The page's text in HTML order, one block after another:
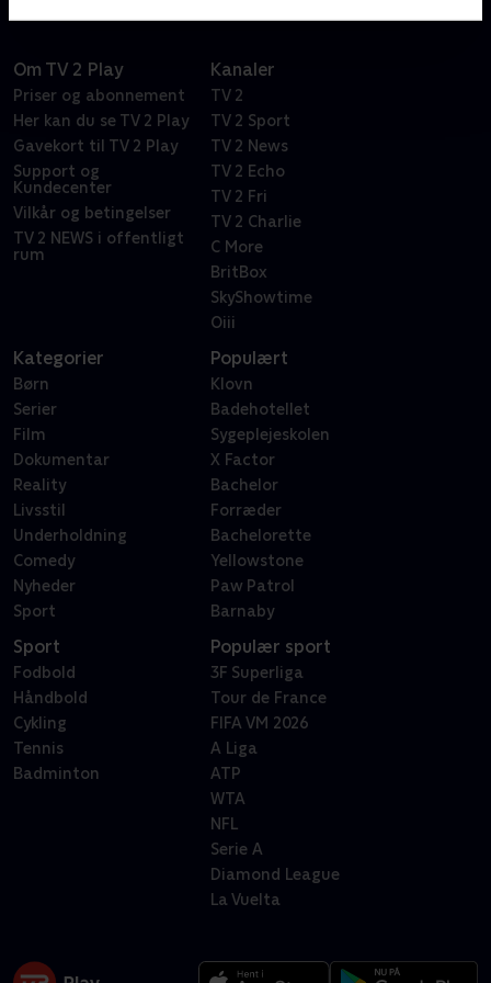
Om TV 2 Play
Priser og abonnement
Her kan du se TV 2 Play
Gavekort til TV 2 Play
Support og
Kundecenter
Vilkår og betingelser
TV 2 NEWS i offentligt
rum
Kanaler
TV 2
TV 2 Sport
TV 2 News
TV 2 Echo
TV 2 Fri
TV 2 Charlie
C More
BritBox
SkyShowtime
Oiii
Kategorier
Børn
Serier
Film
Dokumentar
Reality
Livsstil
Underholdning
Comedy
Nyheder
Sport
Populært
Klovn
Badehotellet
Sygeplejeskolen
X Factor
Bachelor
Forræder
Bachelorette
Yellowstone
Paw Patrol
Barnaby
Sport
Fodbold
Håndbold
Cykling
Tennis
Badminton
Populær sport
3F Superliga
Tour de France
FIFA VM 2026
A Liga
ATP
WTA
NFL
Serie A
Diamond League
La Vuelta